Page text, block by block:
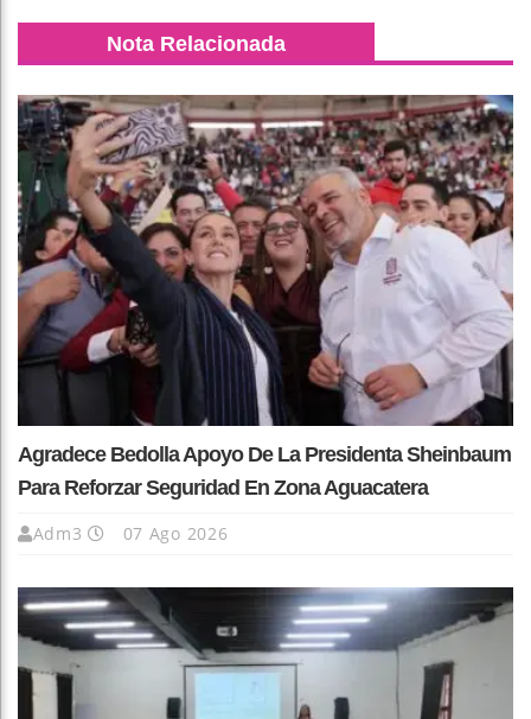
Nota Relacionada
Agradece Bedolla Apoyo De La Presidenta Sheinbaum
Para Reforzar Seguridad En Zona Aguacatera
Adm3 07 Ago 2026